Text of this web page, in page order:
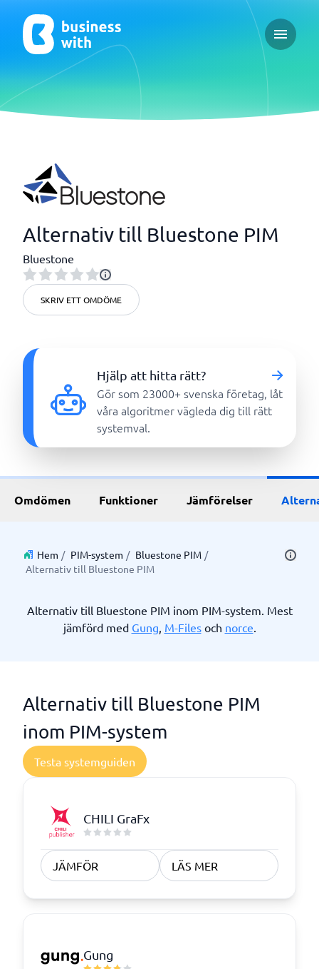
Open
Alternativ till Bluestone PIM
Bluestone
SKRIV ETT OMDÖME
Hjälp att hitta rätt?
Gör som 23000+ svenska företag, låt
våra algoritmer vägleda dig till rätt
systemval.
Omdömen Funktioner Jämförelser
Hem / PIM-system / Bluestone PIM /
Alternativ till Bluestone PIM
Alternativ till Bluestone PIM inom PIM-system. Mest
jämförd med Gung, M-Filesoch norce.
Alternativ till Bluestone PIM
inom PIM-system
Testa systemguiden
CHILI GraFx
JÄMFÖR LÄS MER
Gung